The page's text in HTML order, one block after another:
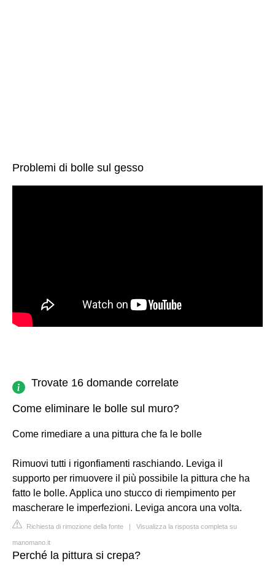
Problemi di bolle sul gesso
Trovate 16 domande correlate
Come eliminare le bolle sul muro?
Come rimediare a una pittura che fa le bolle
Rimuovi tutti i rigonfiamenti raschiando. Leviga il
supporto per rimuovere il più possibile la pittura che ha
fatto le bolle. Applica uno stucco di riempimento per
mascherare le imperfezioni. Leviga ancora una volta.
Richiesta di rimozione della fonte | Visualizza la risposta completa su
manomano.it
Perché la pittura si crepa?